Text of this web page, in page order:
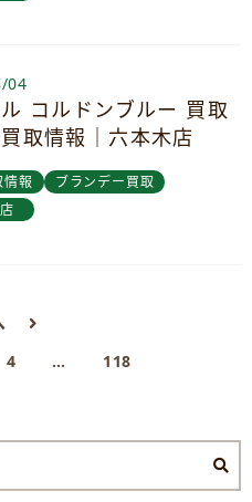
04
コルドンブルー 買取
取情報｜六本木店
情報
ブランデー買取
4 … 118